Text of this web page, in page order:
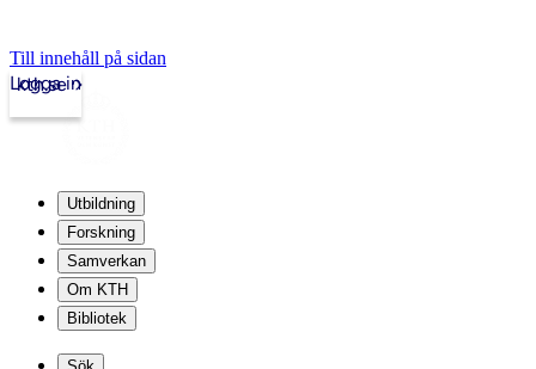
Till innehåll på sidan
kth.se
Logga in
Utbildning
Forskning
Samverkan
Om KTH
Bibliotek